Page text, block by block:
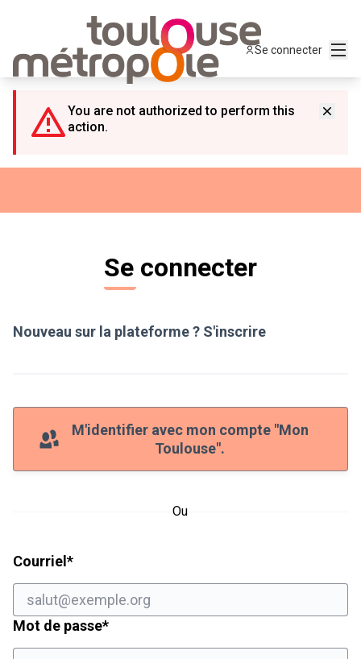
Se connecter
You are not authorized to perform this
action.
Se connecter
Nouveau sur la plateforme ? S'inscrire
M'identifier avec mon compte "Mon
Toulouse".
Ou
Courriel *Champ obligatoire
Mot de passe*Champ obligatoire